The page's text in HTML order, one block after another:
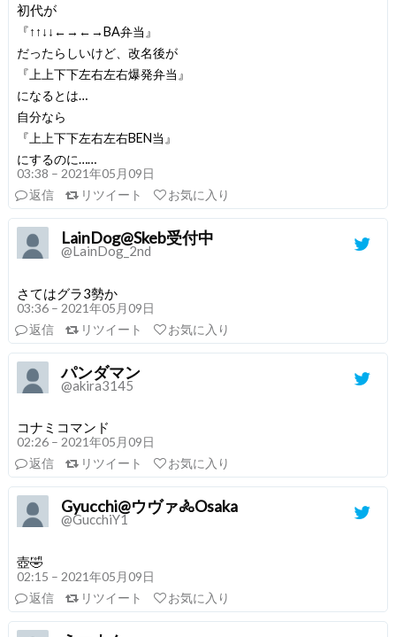
初代が
『↑↑↓↓←→←→BA弁当』
だったらしいけど、改名後が
『上上下下左右左右爆発弁当』
になるとは…
自分なら
『上上下下左右左右BEN当』
にするのに……
03:38 – 2021年05月09日
返信
リツイート お気に入り
LainDog@Skeb受付中
@LainDog_2nd
さてはグラ3勢か
03:36 – 2021年05月09日
返信
リツイート お気に入り
パンダマン
@akira3145
コナミコマンド
02:26 – 2021年05月09日
返信
リツイート お気に入り
Gyucchi@ウヴァ🚴Osaka
@GucchiY1
壺🤣
02:15 – 2021年05月09日
返信
リツイート お気に入り